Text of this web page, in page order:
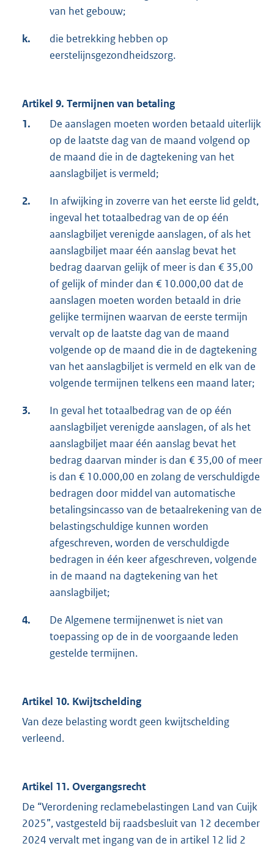
van het gebouw;
k.
die betrekking hebben op
eerstelijnsgezondheidszorg.
Artikel 9. Termijnen van betaling
1.
De aanslagen moeten worden betaald uiterlijk
op de laatste dag van de maand volgend op
de maand die in de dagtekening van het
aanslagbiljet is vermeld;
2.
In afwijking in zoverre van het eerste lid geldt,
ingeval het totaalbedrag van de op één
aanslagbiljet verenigde aanslagen, of als het
aanslagbiljet maar één aanslag bevat het
bedrag daarvan gelijk of meer is dan € 35,00
of gelijk of minder dan € 10.000,00 dat de
aanslagen moeten worden betaald in drie
gelijke termijnen waarvan de eerste termijn
vervalt op de laatste dag van de maand
volgende op de maand die in de dagtekening
van het aanslagbiljet is vermeld en elk van de
volgende termijnen telkens een maand later;
3.
In geval het totaalbedrag van de op één
aanslagbiljet verenigde aanslagen, of als het
aanslagbiljet maar één aanslag bevat het
bedrag daarvan minder is dan € 35,00 of meer
is dan € 10.000,00 en zolang de verschuldigde
bedragen door middel van automatische
betalingsincasso van de betaalrekening van de
belastingschuldige kunnen worden
afgeschreven, worden de verschuldigde
bedragen in één keer afgeschreven, volgende
in de maand na dagtekening van het
aanslagbiljet;
4.
De Algemene termijnenwet is niet van
toepassing op de in de voorgaande leden
gestelde termijnen.
Artikel 10. Kwijtschelding
Van deze belasting wordt geen kwijtschelding
verleend.
Artikel 11. Overgangsrecht
De “Verordening reclamebelastingen Land van Cuijk
2025”, vastgesteld bij raadsbesluit van 12 december
2024 vervalt met ingang van de in artikel 12 lid 2